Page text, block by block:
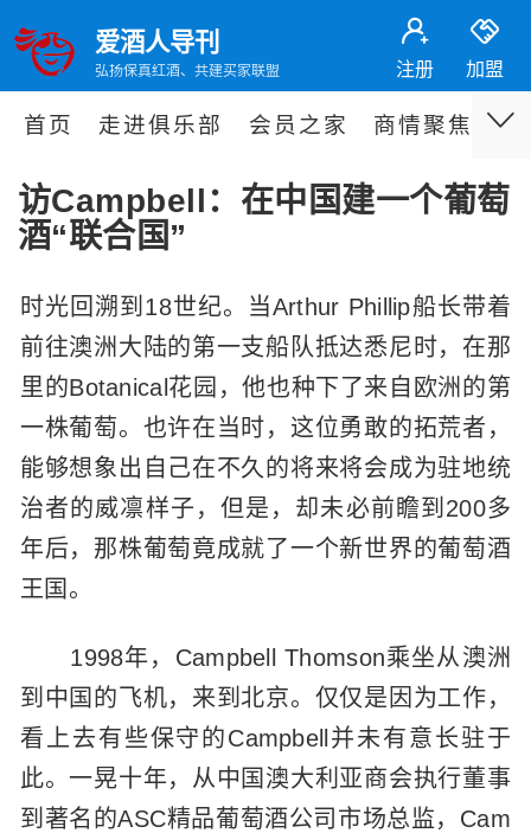
爱酒人导刊
弘扬保真红酒、共建买家联盟 注册 加盟
首页 走进俱乐部 会员之家 商情聚焦 专
访Campbell：在中国建一个葡萄
酒“联合国”
时光回溯到18世纪。当Arthur Phillip船长带着
前往澳洲大陆的第一支船队抵达悉尼时，在那
里的Botanical花园，他也种下了来自欧洲的第
一株葡萄。也许在当时，这位勇敢的拓荒者，
能够想象出自己在不久的将来将会成为驻地统
治者的威凛样子，但是，却未必前瞻到200多
年后，那株葡萄竟成就了一个新世界的葡萄酒
王国。
1998年，Campbell Thomson乘坐从澳洲
到中国的飞机，来到北京。仅仅是因为工作，
看上去有些保守的Campbell并未有意长驻于
此。一晃十年，从中国澳大利亚商会执行董事
到著名的ASC精品葡萄酒公司市场总监，Cam